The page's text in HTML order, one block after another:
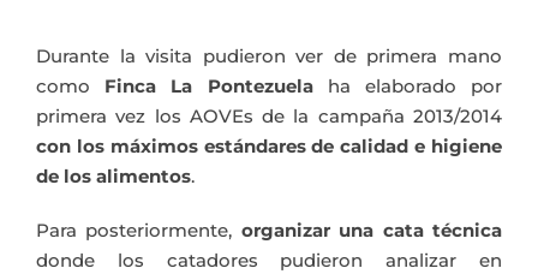
Durante la visita pudieron ver de primera mano
como Finca La Pontezuelaha elaborado por
primera vez los AOVEs de la campaña 2013/2014
con los máximos estándares de calidad e higiene
de los alimentos.
Para posteriormente, organizar una cata técnica
donde los catadores pudieron analizar en